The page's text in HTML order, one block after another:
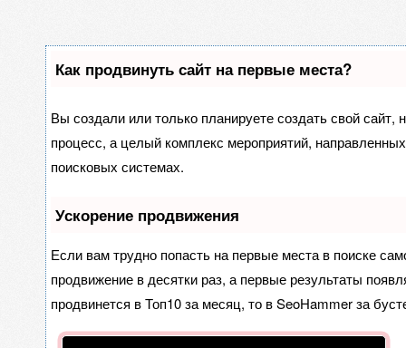
Как продвинуть сайт на первые места?
Вы создали или только планируете создать свой сайт,
процесс, а целый комплекс мероприятий,
поисковых системах.
Ускорение продвижения
Если вам трудно попасть на первые места в поиске
продвижение в десятки раз, а первые результаты
продвинется в Топ10 за месяц, то вSeoHammerза